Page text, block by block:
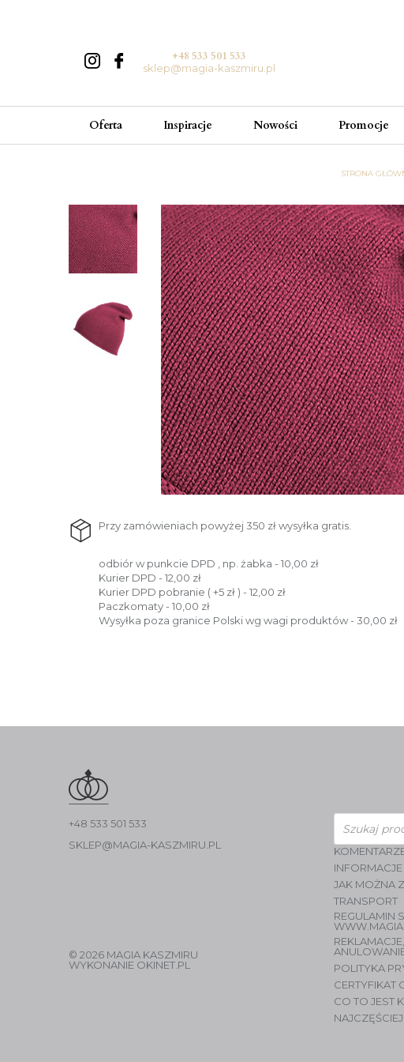
+48 533 501 533
sklep@magia-kaszmiru.pl
Oferta Inspiracje Nowości Promocje
STRONA
Przy zamówieniach powyżej 350 zł wysyłka gratis.
odbiór w punkcie DPD , np. żabka - 10,00 zł
Kurier DPD - 12,00 zł
Kurier DPD pobranie ( +5 zł ) - 12,00 zł
Paczkomaty - 10,00 zł
Wysyłka poza granice Polski wg wagi produktów - 30,00 zł
+48 533 501 533
SKLEP@MAGIA-KASZMIRU.PL
© 2026 MAGIA KASZMIRU
WYKONANIE OKINET.PL
Wyszukiwarka
produktów
JAK MOŻNA
TRANSPORT
REGULAMIN
POLITYKA
CERTYFIKAT
CO TO JEST